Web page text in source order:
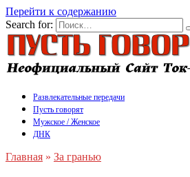
Перейти к содержанию
Search for:
Развлекательные передачи
Пусть говорят
Мужское / Женское
ДНК
Главная » За гранью